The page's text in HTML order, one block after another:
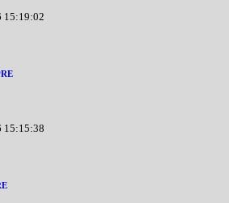
15:19:02
15:15:38